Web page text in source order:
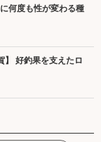
何度も性が変わる種
】 好釣果を支えたロ